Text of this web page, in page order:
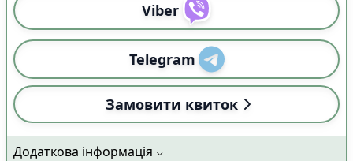
Viber
Telegram
Замовити квиток
Додаткова інформація